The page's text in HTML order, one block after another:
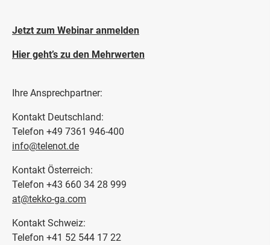
Jetzt zum Webinar anmelden
Hier geht’s zu den Mehrwerten
Ihre Ansprechpartner:
Kontakt Deutschland:
Telefon +49 7361 946-400
info@telenot.de
Kontakt Österreich:
Telefon +43 660 34 28 999
at@tekko-ga.com
Kontakt Schweiz:
Telefon +41 52 544 17 22